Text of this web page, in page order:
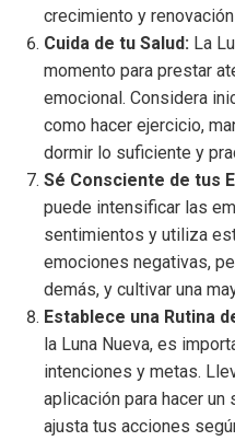
crecimiento y
Cuida de tu Salud: La
momento para prestar
emocional. Considera
como hacer ejercicio,
dormir lo suficiente y
Sé Consciente de tus
puede intensificar las
sentimientos y utiliza
emociones negativas,
demás, y cultivar una
Establece una Rutina
la Luna Nueva, es
intenciones y metas.
aplicación para hacer
ajusta tus acciones